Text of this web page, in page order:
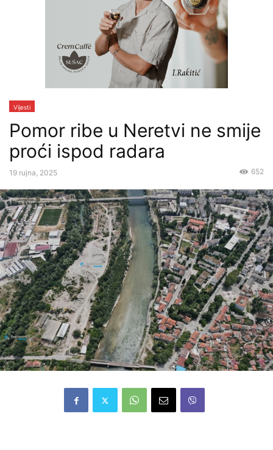
Vijesti
Pomor ribe u Neretvi ne smije
proći ispod radara
19 rujna, 2025 652